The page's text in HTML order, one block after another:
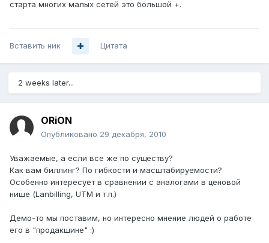
старта многих малых сетей это большой +.
Вставить ник Цитата
2 weeks later...
ORiON
Опубликовано 29 декабря, 2010
Уважаемые, а если все же по существу?
Как вам биллинг? По гибкости и масштабируемости?
Особенно интересует в сравнении с аналогами в ценовой
нише (Lanbilling, UTM и т.п.)
Демо-то мы поставим, но интересно мнение людей о работе
его в "продакшине" :)